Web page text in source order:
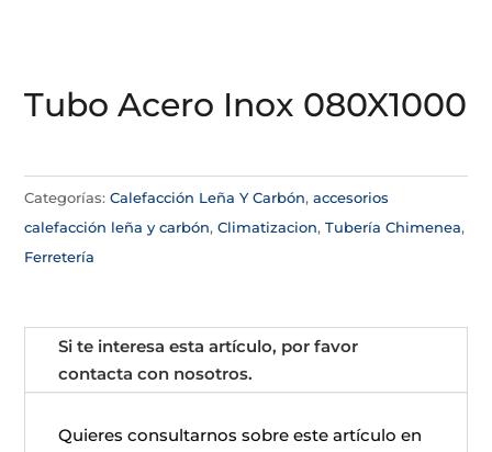
Tubo Acero Inox 080X1000
Categorías:Calefacción Leña Y Carbón,accesorios
calefacción leña y carbón,Climatizacion,Tubería Chimenea,
Ferretería
Si te interesa esta artículo, por favor
contacta con nosotros.
Quieres consultarnos sobre este artículo en